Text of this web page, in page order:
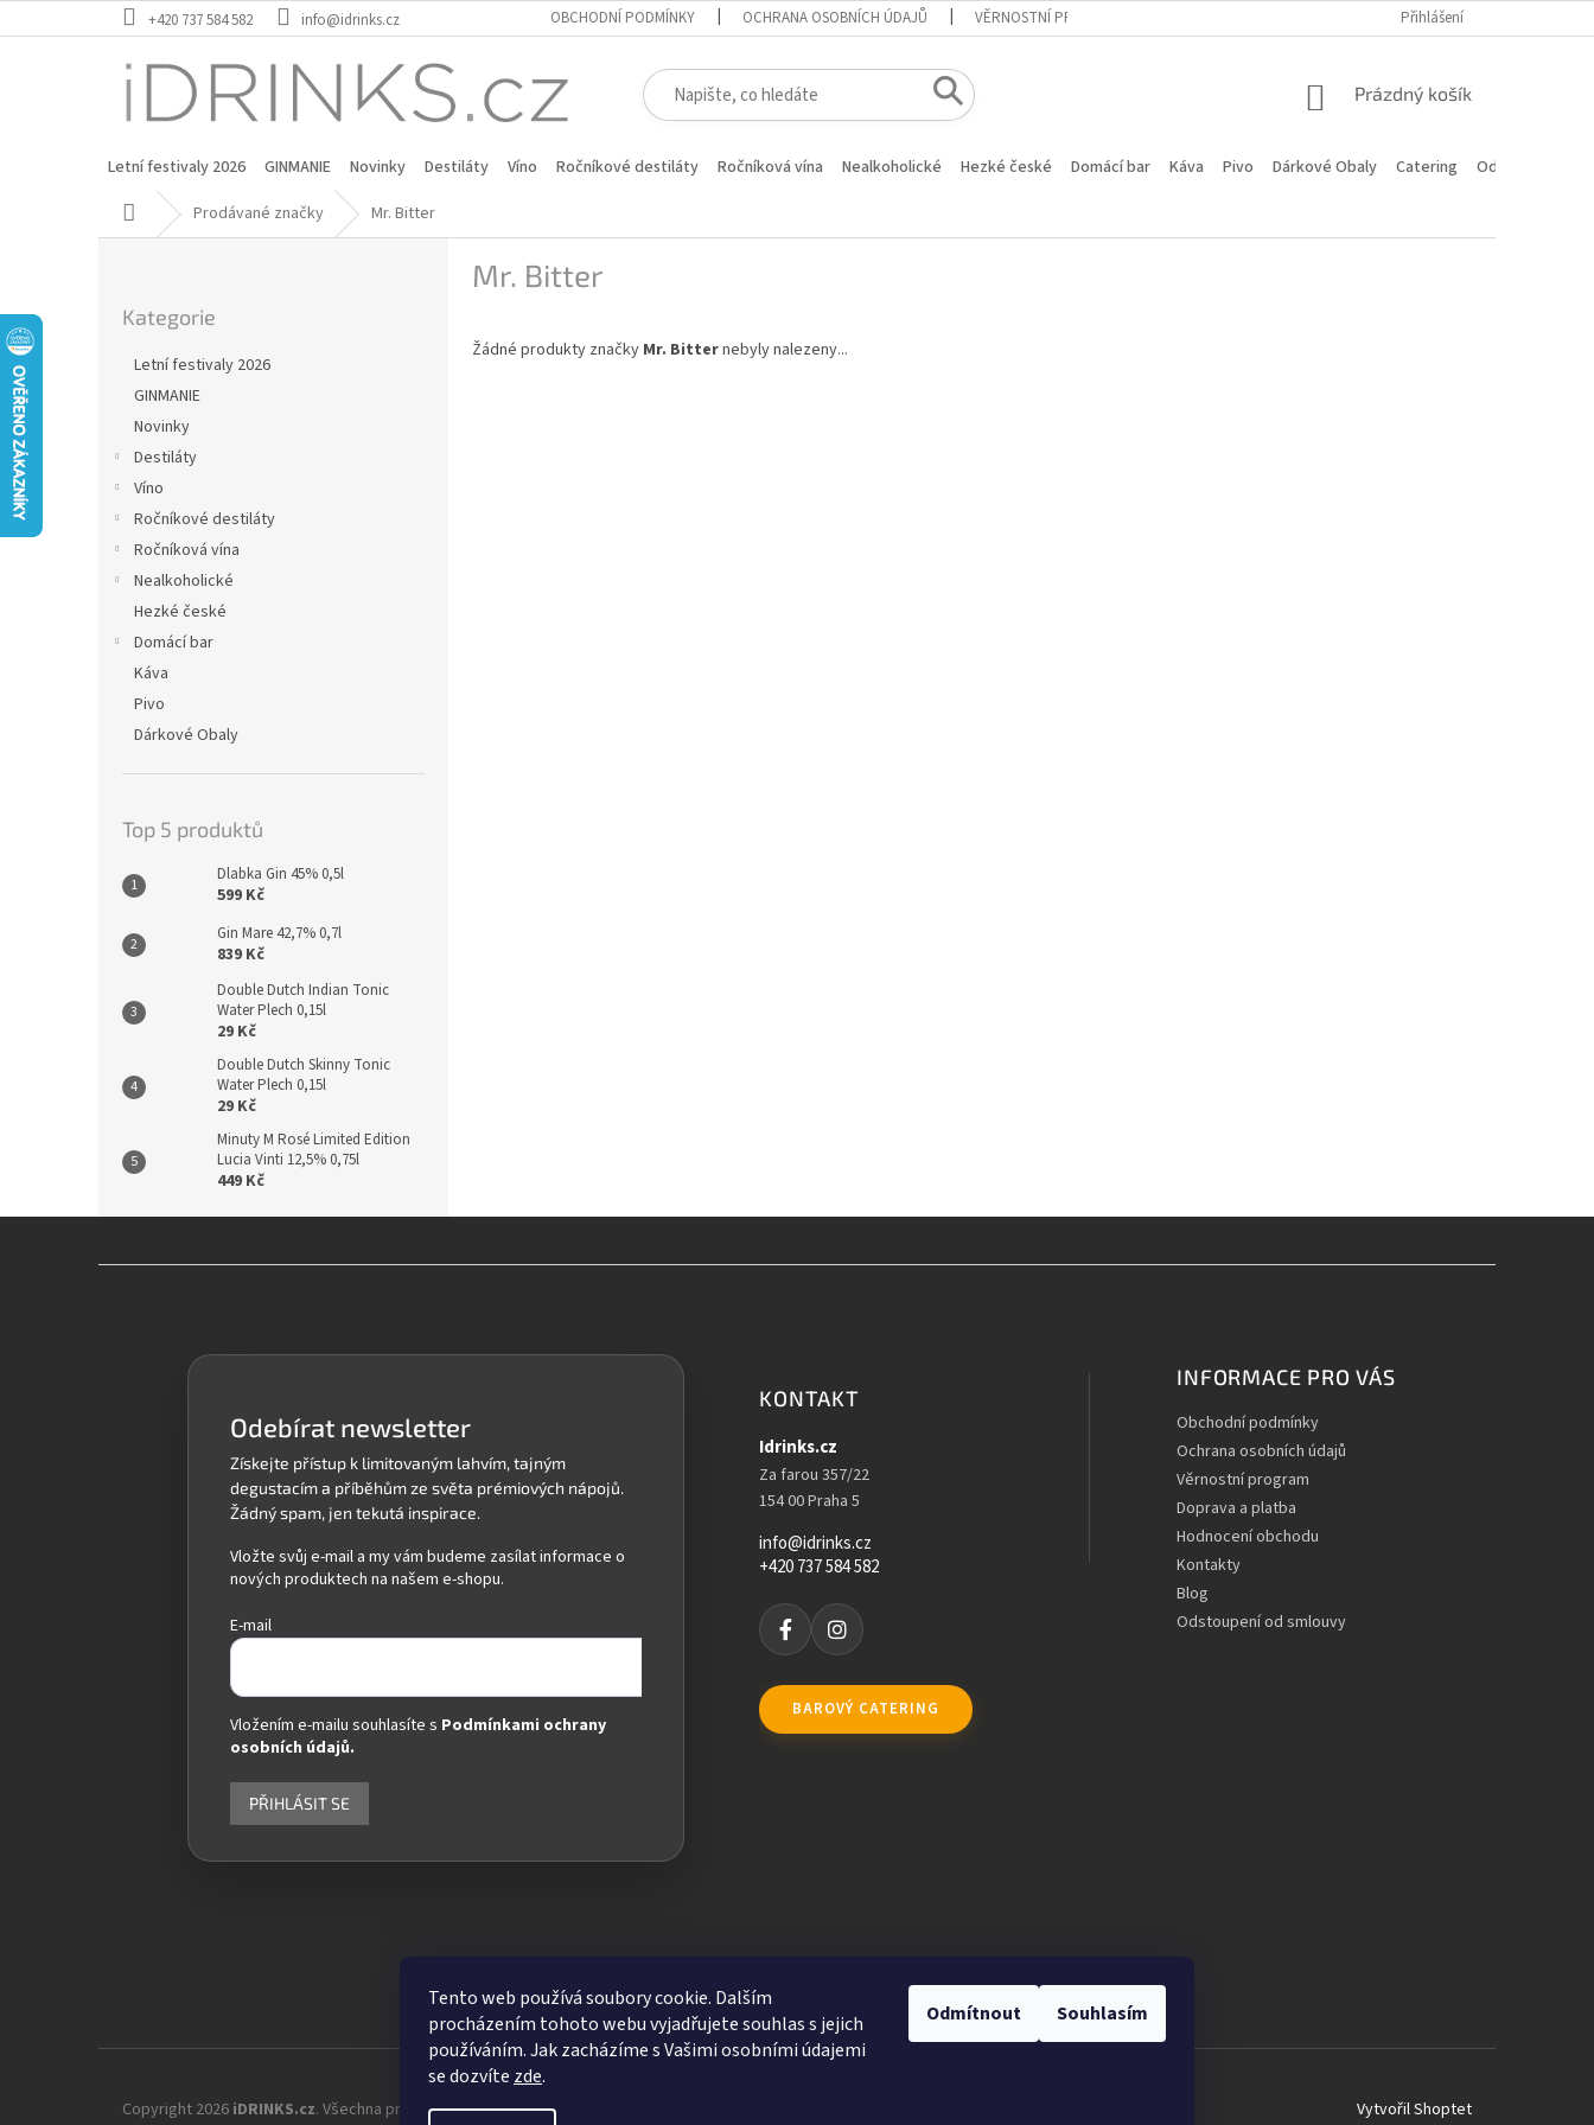
Tento web používá soubory cookie. Dalším
procházením tohoto webu vyjadřujete souhlas s jejich
používáním. Jak zacházíme s Vašimi osobními údajemi
se dozvíte zde.
Odmítnout Souhlasím
na
+420 737 584 582 info@idrinks.cz OBCHODNÍ PODMÍNKY OCHRANA OSOBNÍCH ÚDAJŮ VĚRNOSTNÍ PROGRAM HODNOCENÍ OBCHODU
Přihlášení
NÁKUPNÍ
Prázdný košík
Letní festivaly 2026 GINMANIE Novinky Destiláty Víno Ročníkové destiláty Ročníková vína Nealkoholické Hezké české Domácí bar Káva Pivo Dárkové Obaly Catering
Odstoupení od
Domů Prodávané značky Mr. Bitter
kategorie
Kategorie
Letní festivaly 2026
GINMANIE
Novinky
Destiláty
Víno
Ročníkové destiláty
Ročníková vína
Nealkoholické
Hezké české
Domácí bar
Káva
Pivo
Dárkové Obaly
Top 5 produktů
Dlabka Gin 45% 0,5l
599 Kč
Gin Mare 42,7% 0,7l
839 Kč
Double Dutch Indian Tonic
Water Plech 0,15l
29 Kč
Double Dutch Skinny Tonic
Water Plech 0,15l
29 Kč
Minuty M Rosé Limited Edition
Lucia Vinti 12,5% 0,75l
449 Kč
Mr. Bitter
Žádné produkty značky Mr. Bitternebyly nalezeny...
Odebírat newsletter
Vložte svůj e-mail a my vám budeme zasílat informace o
nových produktech na našem e-shopu.
E-mail
Vložením e-mailu souhlasíte s Podmínkami ochrany
osobních údajů.
PŘIHLÁSIT SE
KONTAKT
Idrinks.cz
Za farou 357/22
154 00 Praha 5
info@idrinks.cz
+420 737 584 582
BAROVÝ CATERING
INFORMACE PRO VÁS
Obchodní podmínky
Ochrana osobních údajů
Věrnostní program
Doprava a platba
Hodnocení obchodu
Kontakty
Blog
Odstoupení od smlouvy
Vytvořil Shoptet
Copyright 2026 iDRINKS.cz. Všechna práva vyhrazena.Upravit nastavení cookies